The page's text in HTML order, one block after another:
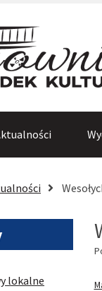
lokalne